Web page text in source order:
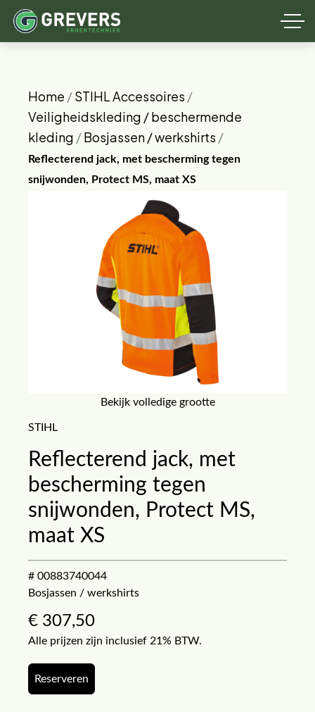
Home /STIHL Accessoires /
Veiligheidskleding / beschermende
kleding /Bosjassen / werkshirts /
Reflecterend jack, met bescherming tegen
snijwonden, Protect MS, maat XS
Bekijk volledige grootte
STIHL
Reflecterend jack, met
bescherming tegen
snijwonden, Protect MS,
maat XS
# 00883740044
Bosjassen / werkshirts
€ 307,50
Alle prijzen zijn inclusief 21% BTW.
Reserveren